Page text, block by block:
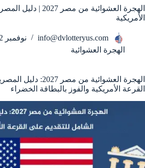
الهجرة العشوائية من مصر
الأمريكية
info@dvlotteryus.com
نوفمبر 22, 2025
الهجرة العشوائية
الهجرة العشوائية من
القرعة الأمريكية والفوز بالبطاقة الخضراء